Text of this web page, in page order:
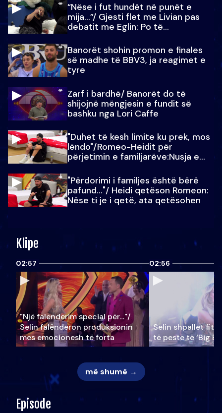
“Nëse i fut hundët në punët e
mija…”/ Gjesti flet me Livian pas
debatit me Eglin: Po të
Banorët shohin promon e finales
së madhe të BBV3, ja reagimet e
tyre
Zarf i bardhë/ Banorët do të
shijojnë mëngjesin e fundit së
bashku nga Lori Caffe
"Duhet të kesh limite ku prek, mos
lëndo"/Romeo-Heidit për
përjetimin e familjarëve:Nusja e
"Përdorimi i familjes është bërë
pafund…"/ Heidi qetëson Romeon:
Nëse ti je i qetë, ata qetësohen
Klipe
02:57
"Një falenderim special për…"/
Selin falënderon produksionin
mes emocionesh të forta
02:56
Selin shpallet
të pestë të ‘Big
më shumë →
Episode